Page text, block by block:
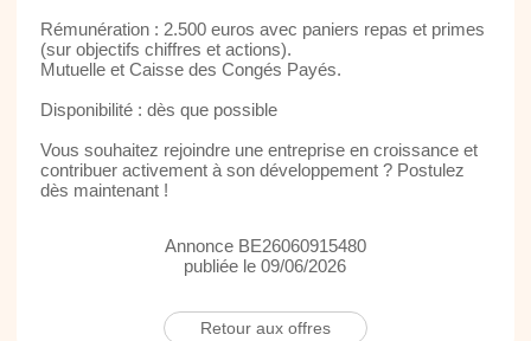
Rémunération : 2.500 euros avec paniers repas et primes
(sur objectifs chiffres et actions).
Mutuelle et Caisse des Congés Payés.
Disponibilité : dès que possible
Vous souhaitez rejoindre une entreprise en croissance et
contribuer activement à son développement ? Postulez
dès maintenant !
Annonce BE26060915480
publiée le 09/06/2026
Retour aux offres